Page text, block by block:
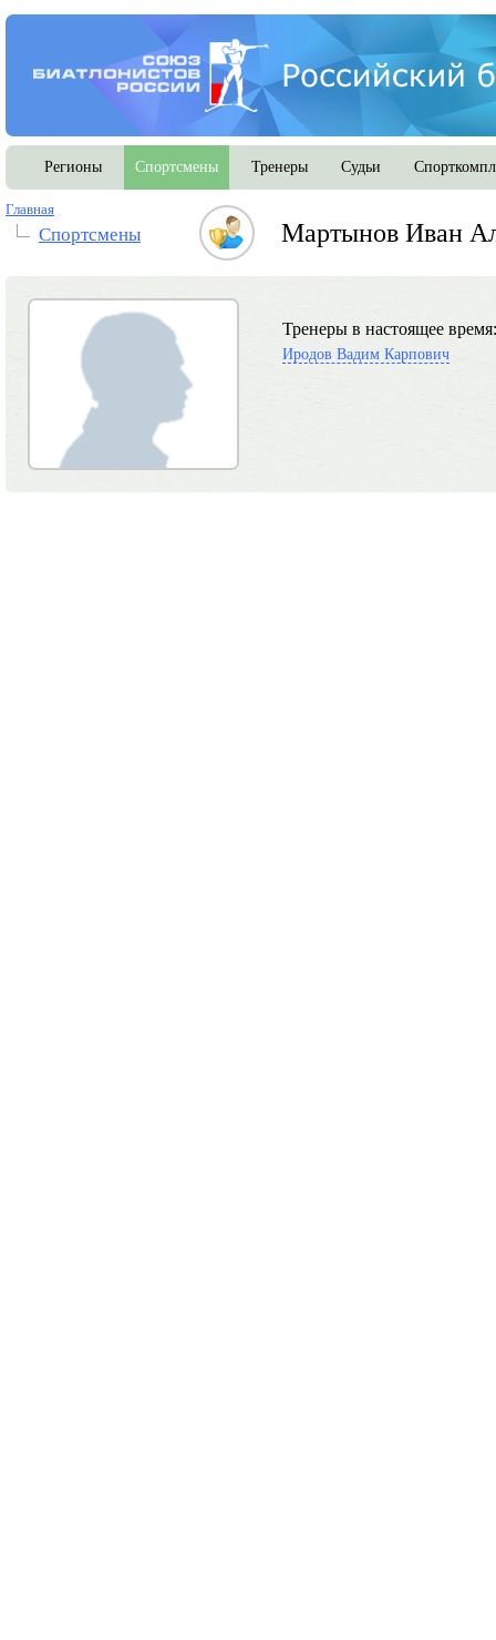
Регионы Спортсмены Тренеры Судьи
Главная
Спортсмены Мартынов Иван
Тренеры в настоящее время:
Иродов Вадим Карпович